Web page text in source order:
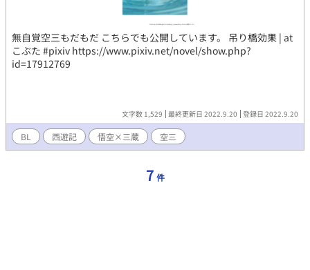
無自覚空三もだもだ こちらでも公開しています。 吊り橋効果 | at
こぶた #pixiv https://www.pixiv.net/novel/show.php?
id=17912769
文字数 1,529 最終更新日 2022.9.20 登録日 2022.9.20
BL 西遊記 悟空×三蔵 空三
7 件